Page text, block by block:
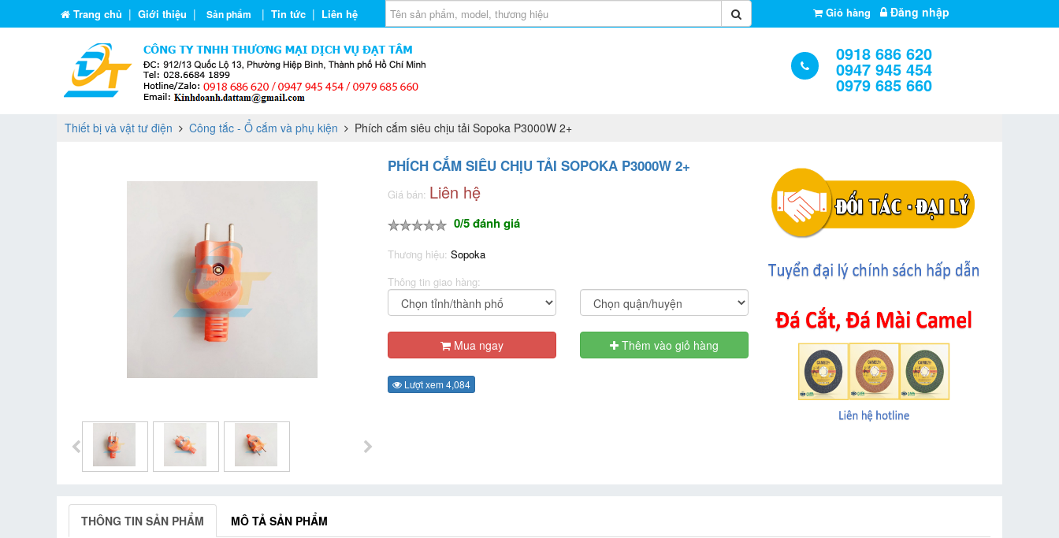
Trang chủ | Giới thiệu | Sản phẩm | Tin tức | Liên hệ Giỏ hàng Đăng nhập
0918 686 620
0947 945 454
0979 685 660
Thiết bị và vật tư điện Công tắc - Ổ cắm và phụ kiện Phích cắm siêu chịu tải Sopoka P3000W 2+
PHÍCH CẮM SIÊU CHỊU TẢI SOPOKA P3000W 2+
Giá bán: Liên hệ
0/5 đánh giá
Thương hiệu: Sopoka
Thông tin giao hàng:
Mua ngay Thêm vào giỏ hàng
Lượt xem 4,084
THÔNG TIN SẢN PHẨM MÔ TẢ SẢN PHẨM